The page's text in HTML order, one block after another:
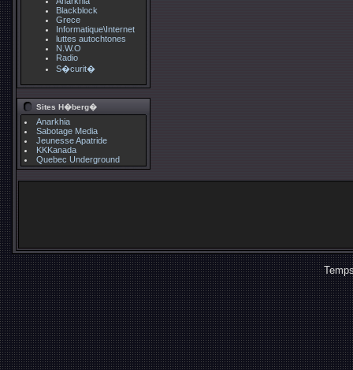
Blackblock
Grece
Informatique\Internet
luttes autochtones
N.W.O
Radio
S�curit�
Sites H�berg�
Anarkhia
Sabotage Media
Jeunesse Apatride
KKKanada
Quebec Underground